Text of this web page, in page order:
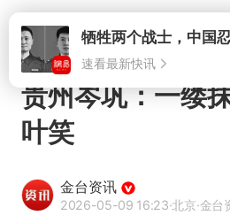
贵州岑巩：一缕
叶笑
金台资讯
2026-05-09 16:23·北京·金台